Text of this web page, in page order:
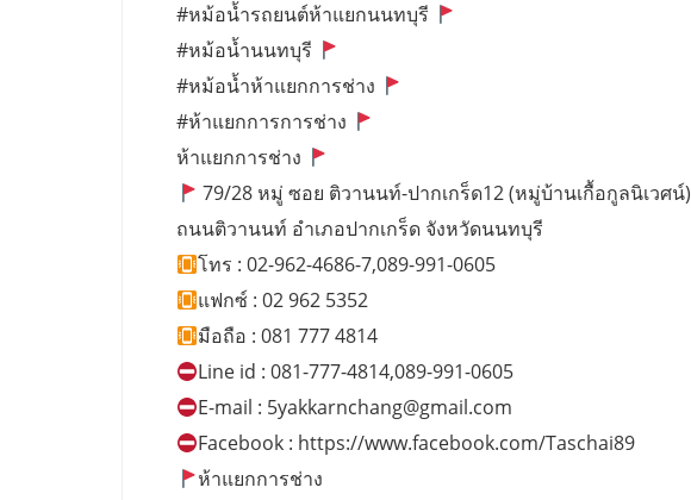
#หม้อน้ำรถยนต์ห้าแยกนนทบุรี
#หม้อน้ำนนทบุรี
#หม้อน้ำห้าแยกการช่าง
#ห้าแยกการการช่าง
ห้าแยกการช่าง
79/28 หมู่ ซอย ติวานนท์-ปากเกร็ด12 (หมู่บ้านเกื้อกูลนิเวศน์)
ถนนติวานนท์ อำเภอปากเกร็ด จังหวัดนนทบุรี
โทร : 02-962-4686-7,089-991-0605
แฟกซ์ : 02 962 5352
มือถือ : 081 777 4814
Line id : 081-777-4814,089-991-0605
E-mail : 5yakkarnchang@gmail.com
Facebook : https://www.facebook.com/Taschai89
ห้าแยกการช่าง